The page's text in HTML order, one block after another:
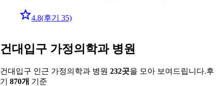
4.8(후기 35)
건대입구 가정의학과 병원
건대입구 인근 가정의학과 병원 232곳을 모아 보여드립니다.후
기
870개 기준